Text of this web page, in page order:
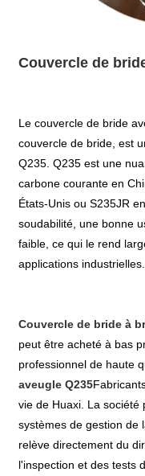
Couvercle de
Le couvercle de bride
couvercle de bride, est
Q235. Q235 est une
carbone courante en
États-Unis ou S235JR
soudabilité, une bonne
faible, ce qui le rend
applications industrielles.
Couvercle de bride à
peut être acheté à bas
professionnel de haute
aveugle Q235
vie de Huaxi. La
systèmes de gestion de
relève directement du
l'inspection et des tests